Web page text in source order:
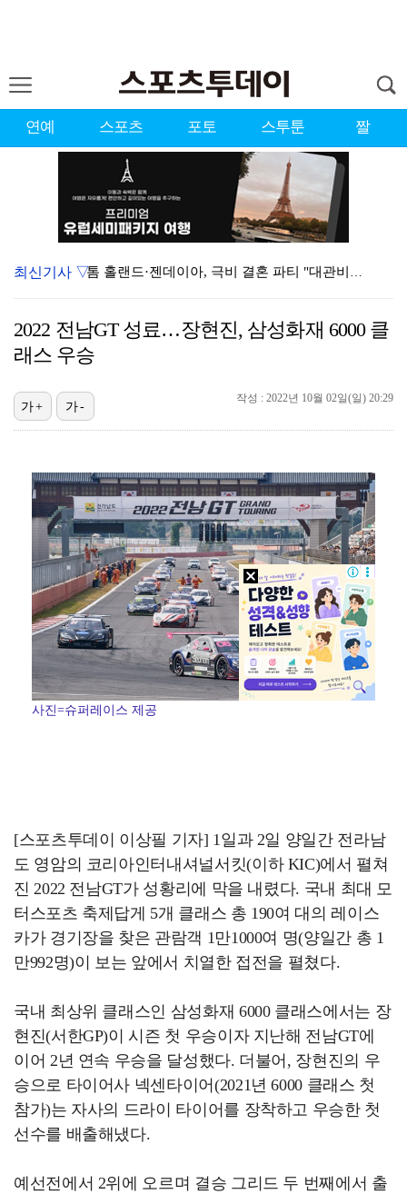
연예 스포츠 포토 스투툰 짤
톰 홀랜드·젠데이아, 극비 결혼 파티 "대관비만 9억 …
블랙핑크, 데뷔 10주년 행사에 전원 참석 확정 [공식…
김규원, 뒤늦게 알려진 공익 시절 선행 "소변 실수한 …
[ST포토] 서교림, 아쉬움 가득한 표정
[ST포토] 서교림, 아까운 버디 찬스
[ST포토] 서교림, 아침부터 더워요
[ST포토] 안송이, 힘찬 티샷
최신기사 ▽
2022 전남GT 성료…장현진, 삼성화재 6000 클
래스 우승
작성 : 2022년 10월 02일(일) 20:29
가+ 가-
사진=슈퍼레이스 제공
[스포츠투데이 이상필 기자] 1일과 2일 양일간 전라남
도 영암의 코리아인터내셔널서킷(이하 KIC)에서 펼쳐
진 2022 전남GT가 성황리에 막을 내렸다. 국내 최대 모
터스포츠 축제답게 5개 클래스 총 190여 대의 레이스
카가 경기장을 찾은 관람객 1만1000여 명(양일간 총 1
만992명)이 보는 앞에서 치열한 접전을 펼쳤다.
국내 최상위 클래스인 삼성화재 6000 클래스에서는 장
현진(서한GP)이 시즌 첫 우승이자 지난해 전남GT에
이어 2년 연속 우승을 달성했다. 더불어, 장현진의 우
승으로 타이어사 넥센타이어(2021년 6000 클래스 첫
참가)는 자사의 드라이 타이어를 장착하고 우승한 첫
선수를 배출해냈다.
예선전에서 2위에 오르며 결승 그리드 두 번째에서 출